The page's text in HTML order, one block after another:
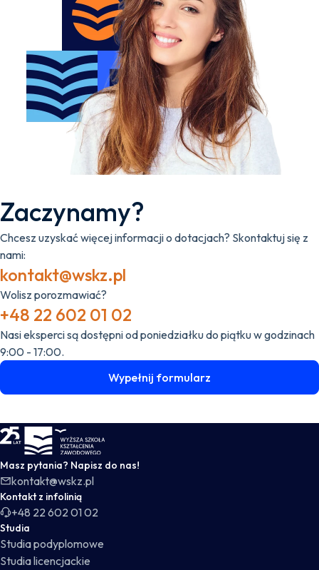
Zaczynamy?
Chcesz uzyskać więcej informacji o dotacjach? Skontaktuj się z
nami:
kontakt@wskz.pl
Wolisz porozmawiać?
+48 22 602 01 02
Nasi eksperci są dostępni od poniedziałku do piątku w godzinach
9:00 - 17:00.
Wypełnij formularz
WSKZ - strona główna
Masz pytania? Napisz do nas!
kontakt@wskz.pl
Kontakt z infolinią
+48 22 602 01 02
Studia
Studia podyplomowe
Studia licencjackie